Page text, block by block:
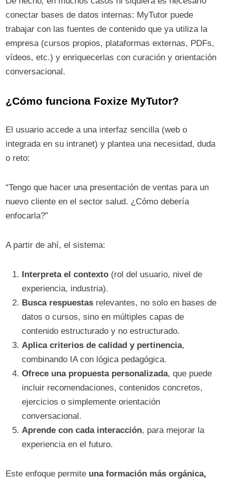
conectar bases de datos internas: MyTutor puede
trabajar con las fuentes de contenido que ya utiliza la
empresa (cursos propios, plataformas externas, PDFs,
vídeos, etc.) y enriquecerlas con curación y orientación
conversacional.
¿Cómo funciona Foxize MyTutor?
El usuario accede a una interfaz sencilla (web o
integrada en su intranet) y plantea una necesidad, duda
o reto:
“Tengo que hacer una presentación de ventas para un
nuevo cliente en el sector salud. ¿Cómo debería
enfocarla?”
A partir de ahí, el sistema:
Interpreta el contexto (rol del usuario, nivel de
experiencia, industria).
Busca respuestas relevantes, no solo en bases de
datos o cursos, sino en múltiples capas de
contenido estructurado y no estructurado.
Aplica criterios de calidad y pertinencia,
combinando IA con lógica pedagógica.
Ofrece una propuesta personalizada, que puede
incluir recomendaciones, contenidos concretos,
ejercicios o simplemente orientación
conversacional.
Aprende con cada interacción, para mejorar la
experiencia en el futuro.
Este enfoque permite una formación más orgánica,